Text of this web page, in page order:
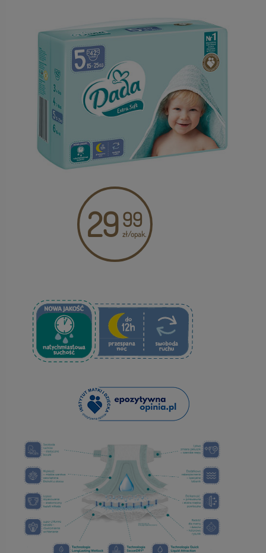
2999
zł/opak.